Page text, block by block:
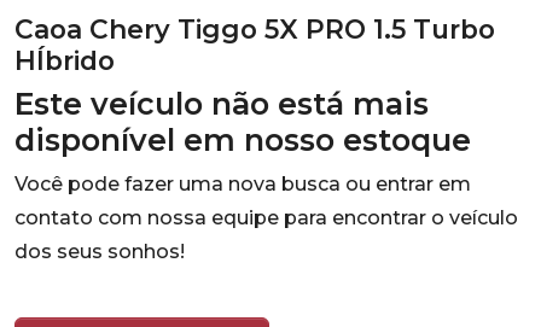
Caoa Chery Tiggo 5X PRO 1.5 Turbo
HÍbrido
Este veículo não está mais
disponível em nosso estoque
Você pode fazer uma nova busca ou entrar em
contato com nossa equipe para encontrar o veículo
dos seus sonhos!